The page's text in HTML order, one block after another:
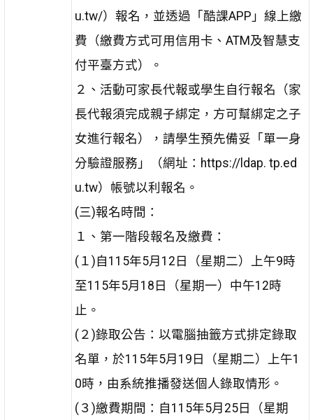
u.tw/）報名，並透過「酷課APP」線上繳
費（繳費方式可用信用卡、ATM及智慧支
付平臺方式）。
２、活動可家長代報或學生自行報名（家
長代報須完成親子綁定，方可幫綁定之子
女進行報名），請學生預先備妥「單一身
分驗證服務」（網址：https://ldap. tp.ed
u.tw）帳號以利報名。
(三)報名時間：
１、第一階段報名及繳費：
(１)自115年5月12日（星期二）上午9時
至115年5月18日（星期一）中午12時
止。
(２)錄取公告：以電腦抽籤方式排定錄取
名單，於115年5月19日（星期二）上午1
0時，由系統推播發送個人錄取情形。
(３)繳費期間：自115年5月25日（星期